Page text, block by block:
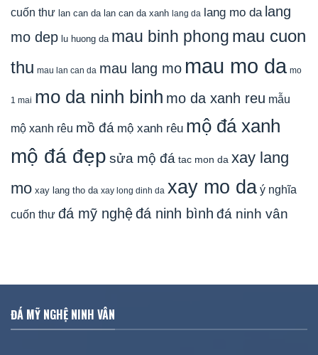
cuốn thư lan can da lan can da xanh lang da lang mo da lang
mo dep lu huong da mau binh phong mau cuon
thu mau lan can da mau lang mo mau mo da mo
1 mai mo da ninh binh mo da xanh reu mẫu
mộ xanh rêu mồ đá mộ xanh rêu mộ đá xanh
mộ đá đẹp sửa mộ đá tac mon da xay lang
mo xay lang tho da xay long dinh da xay mo da ý nghĩa
cuốn thư đá mỹ nghệđá ninh bình đá ninh vân
ĐÁ MỸ NGHỆ NINH VÂN